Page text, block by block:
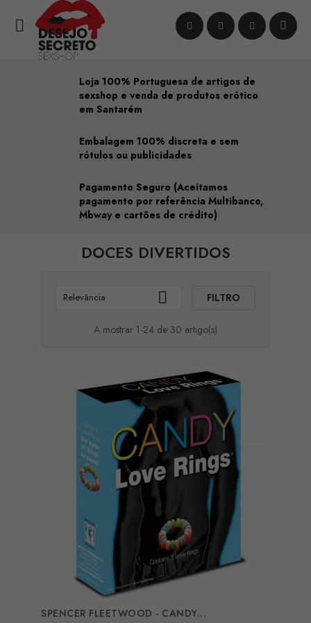

Loja 100% Portuguesa de artigos de
sexshop e venda de produtos erótico
em Santarém
Embalagem 100% discreta e sem
rótulos ou publicidades
Pagamento Seguro (Aceitamos
pagamento por referência Multibanco,
Mbway e cartões de crédito)
DOCES DIVERTIDOS
Relevância  FILTRO
A mostrar 1-24 de 30 artigo(s)
SPENCER FLEETWOOD - CANDY...